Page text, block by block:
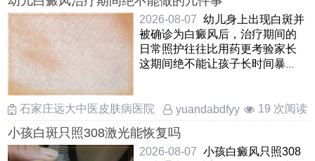
2026-08-07 幼儿身上出现白斑并
被确诊为白癜风后，治疗期间的
日常照护往往比用药更考验家长
这期间绝不能让孩子长时间暴
石家庄远大中医皮肤病医院 yuandabdfyy 19 次阅读
小孩白斑只照308激光能恢复吗
2026-08-07 小孩白癜风只照308